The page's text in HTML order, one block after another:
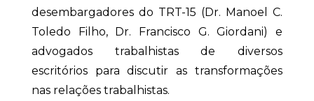
desembargadores do TRT-15 (Dr. Manoel C.
Toledo Filho, Dr. Francisco G. Giordani) e
advogados trabalhistas de diversos
escritórios para discutir as transformações
nas relações trabalhistas.